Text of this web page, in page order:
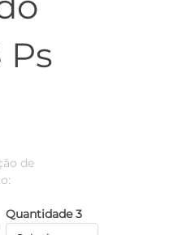
Ps
de
Quantidade 3